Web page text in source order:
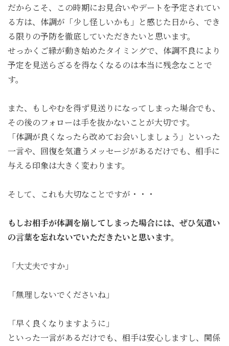
だからこそ、この時期にお見合いやデートを予定されてい
る方は、体調が「少し怪しいかも」と感じた日から、でき
る限りの予防を徹底していただきたいと思います。
せっかくご縁が動き始めたタイミングで、体調不良により
予定を見送らざるを得なくなるのは本当に残念なことで
す。
また、もしやむを得ず見送りになってしまった場合でも、
その後のフォローは手を抜かないことが大切です。
「体調が良くなったら改めてお会いしましょう」といった
一言や、回復を気遣うメッセージがあるだけでも、相手に
与える印象は大きく変わります。
そして、これも大切なことですが・・・
もしお相手が体調を崩してしまった場合には、ぜひ気遣い
の言葉を忘れないでいただきたいと思います。
「大丈夫ですか」
「無理しないでくださいね」
「早く良くなりますように」
といった一言があるだけでも、相手は安心しますし、関係